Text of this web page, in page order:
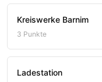
Kreiswerke Barnim
3 Punkte
Ladestation